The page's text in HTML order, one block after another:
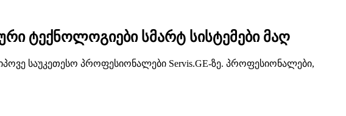
ტექნოლოგიები სმარტ სისტემები მაღ
საუკეთესო პროფესიონალები Servis.GE-ზე. პროფესიონალები,